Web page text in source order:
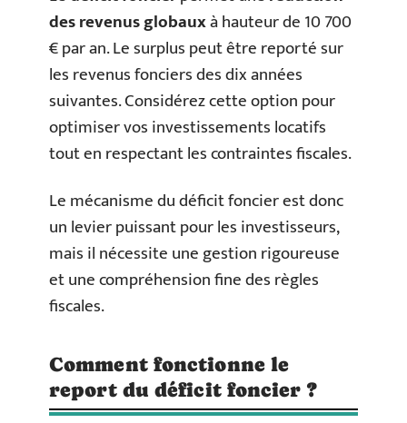
des revenus globauxà hauteur de 10 700
€ par an. Le surplus peut être reporté sur
les revenus fonciers des dix années
suivantes. Considérez cette option pour
optimiser vos investissements locatifs
tout en respectant les contraintes fiscales.
Le mécanisme du déficit foncier est donc
un levier puissant pour les investisseurs,
mais il nécessite une gestion rigoureuse
et une compréhension fine des règles
fiscales.
Comment fonctionne le
report du déficit foncier ?